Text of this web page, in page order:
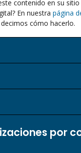
contenido en su
En nuestra página
cómo hacerlo.
por